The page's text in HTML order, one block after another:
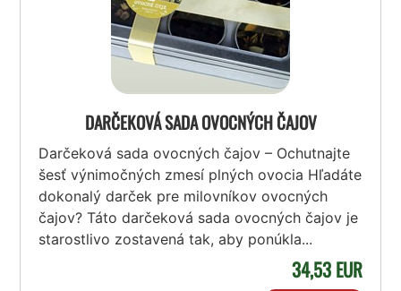
DARČEKOVÁ SADA OVOCNÝCH ČAJOV
Darčeková sada ovocných čajov – Ochutnajte
šesť výnimočných zmesí plných ovocia Hľadáte
dokonalý darček pre milovníkov ovocných
čajov? Táto darčeková sada ovocných čajov je
starostlivo zostavená tak, aby ponúkla...
34,53 EUR